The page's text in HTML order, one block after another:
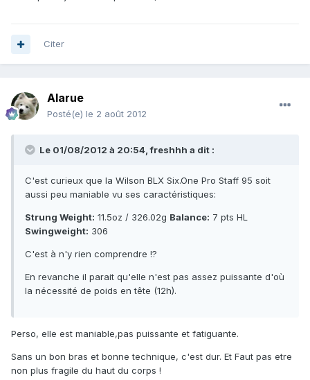
Citer
Alarue
Posté(e) le 2 août 2012
Le 01/08/2012 à 20:54, freshhh a dit :
C'est curieux que la Wilson BLX Six.One Pro Staff 95 soit
aussi peu maniable vu ses caractéristiques:
Strung Weight: 11.5oz / 326.02g Balance: 7 pts HL
Swingweight: 306
C'est à n'y rien comprendre !?
En revanche il parait qu'elle n'est pas assez puissante d'où
la nécessité de poids en tête (12h).
Perso, elle est maniable,pas puissante et fatiguante.
Sans un bon bras et bonne technique, c'est dur. Et Faut pas etre
non plus fragile du haut du corps !